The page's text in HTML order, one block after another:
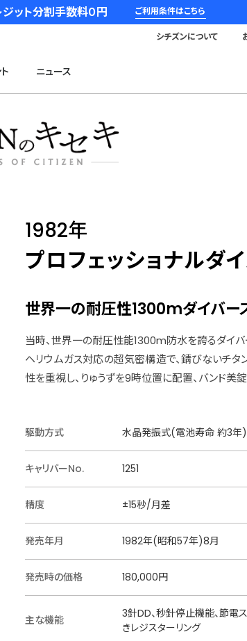
ット分割手数料０円 ご利用条件はこちら
ニュース
シチズンについて
1982年
プロフェッショナルダ
世界一の耐圧性1300mダイバー
当時、世界一の耐圧性能1300m防水を誇るダイバ
ヘリウムガス対応の超気密構造で、錆びないチタ
性を重視し、りゅうずを9時位置に配置、バンド美
駆動方式 水晶発振式(電池寿命 約3年)
キャリバーNo. 1251
精度 ±15秒/月差
発売年月 1982年(昭和57年)8月
発売時の価格 180,000円
主な機能
3針DD、秒針停止機能、節電
きレジスターリング